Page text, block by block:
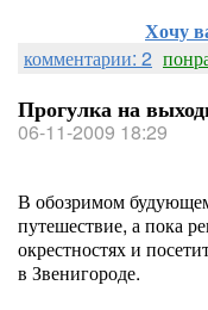
Хочу
комментарии: 2
Прогулка на
06-11-2009 18:29
В обозримом
путешествие, а пока
окрестностях и
в Звенигороде.